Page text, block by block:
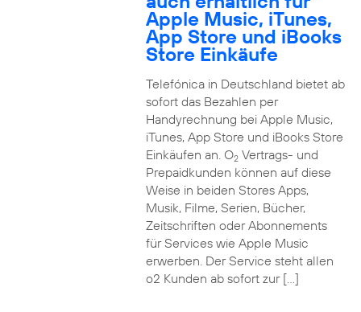
Apple Music, iTunes,
App Store und iBooks
Store Einkäufe
Telefónica in Deutschland bietet ab
sofort das Bezahlen per
Handyrechnung bei Apple Music,
iTunes, App Store und iBooks Store
Einkäufen an. O2Vertrags- und
Prepaidkunden können auf diese
Weise in beiden Stores Apps,
Musik, Filme, Serien, Bücher,
Zeitschriften oder Abonnements
für Services wie Apple Music
erwerben. Der Service steht allen
o2 Kunden ab sofort zur […]